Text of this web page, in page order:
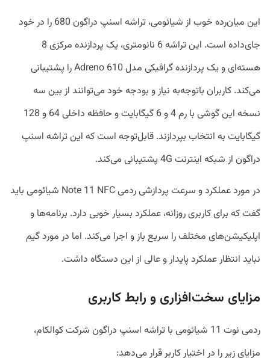
این میان‌رده خوب از شیائومی، تراشه اسنپ دراگون 680 را در خود
جای‌داده است. این تراشه 6 نانومتری، یک پردازنده مرکزی 8
هسته‌ای و یک پردازنده گرافیکی مدل Adreno 610 را پشتیبانی
می‌کند. کاربران باتوجه‌به نیاز و بودجه خود می‌توانند از بین سه
نسخه این گوشی با رم 4 و 6 گیگابایت و حافظه داخلی 64 و 128
گیگابایت به انتخاب بپردازند. قابل‌توجه است که این تراشه اسنپ
دراگون از شبکه اینترنت 4G پشتیبانی می‌کند.
در مورد عملکرد و سرعت پردازشی ردمی Note 11 NFC شیائومی باید
گفت که برای کاربری روزانه، عملکرد بسیار خوبی دارد. برنامه‌ها و
اپلیکیشن‌های مختلف را سریع باز و اجرا می‌کند. اما در مورد گیم
نباید انتظار عملکرد پایدار و عالی از این دستگاه داشت.
مزایای سخت‌افزاری و رابط کاربری
ردمی نوت 11 شیائومی با تراشه اسنپ دراگون شرکت کوالکام،
مزایای زیر را در اختیار کاربر قرار می‌دهد: